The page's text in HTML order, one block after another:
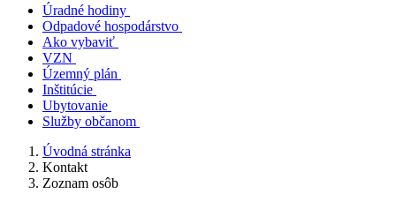
Úradné hodiny
Odpadové hospodárstvo
Ako vybaviť
VZN
Územný plán
Inštitúcie
Ubytovanie
Služby občanom
Úvodná stránka
Kontakt
Zoznam osôb